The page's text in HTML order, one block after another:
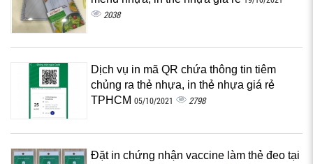
2038
Dịch vụ in mã QR chứa thông tin tiêm
chủng ra thẻ nhựa, in thẻ nhựa giá rẻ
TPHCM 05/10/2021 2798
Đặt in chứng nhận vaccine làm thẻ đeo tại